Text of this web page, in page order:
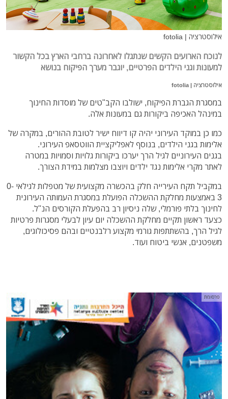
אילוסטרציה | fotolia
לנוכח הארועים הקשים שנתגלו לאחרונה ברחבי הארץ בכל הקשור
למעונות וגני הילדים הפרטיים, יוגבר מערך הפיקוח בנושא
אילוסטרציה | fotolia
במסגרת הגברת הפיקוח, ישולבו הקב"טים של מוסדות החינוך
במינהל האכיפה ביקורות גם במעונות אלה.
כמו כן במוקד העירוני יהיה קו דיווח ישיר לטובת ההורים, במקרה של
אלימות בגני הילדים, בנוסף לאפליקציית הווטסאפ העירוני.
בגנים העירוניים לגיל הרך יערכו ביקורות גלויות וסמויות במטרה
לאתר מקרי אלימות נגד ילדים ויוצבו מצלמות במידת הצורך.
במקביל תקח העירייה חלק בהכשרה מקצועית של מטפלות לגילאי 0-
3 באמצעות מחלקת ההשכלה הפועלת במסגרת העמותה העירונית
לחינוך בלתי פורמלי, שלה ניסיון רב בהפעלת הקורסים הנ''ל.
כצעד ראשון תקיים מחלקת ההשכלה יום עיון לבעלי מסגרות פרטיות
לגיל הרך, בהשתתפות גורמי מקצוע רלבנטיים ובהם פסיכולוגים,
משפטנים, אנשי ביטוח ועוד.
פרסומת